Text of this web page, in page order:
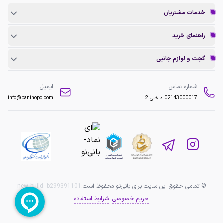
خدمات مشتریان
راهنمای خرید
گجت و لوازم جانبی
شماره تماس:
02143000017 داخلی 2
ایمیل:
info@baninopc.com
© تمامی حقوق این سایت برای بانی‌نو محفوظ است. new build: b299391101
حریم خصوصی شرایط استفاده